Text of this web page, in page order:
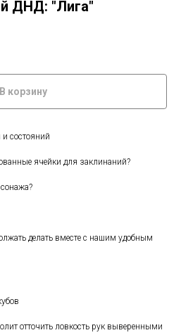
ДНД: "Лига"
В корзину
состояний
ячейки для заклинаний?
делать вместе с нашим удобным
отточить ловкость рук выверенными